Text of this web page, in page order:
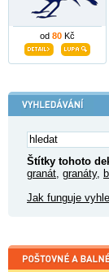
od 80 Kč
Štítky tohoto
granát, granáty,
Jak funguje